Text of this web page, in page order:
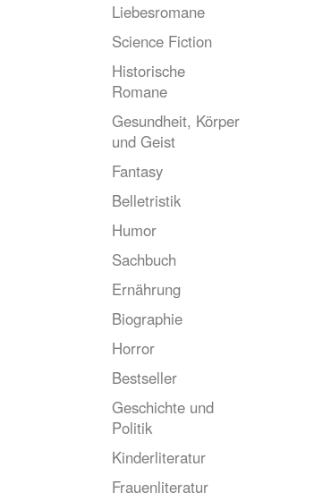
Liebesromane
Science Fiction
Historische
Romane
Gesundheit, Körper
und Geist
Fantasy
Belletristik
Humor
Sachbuch
Ernährung
Biographie
Horror
Bestseller
Geschichte und
Politik
Kinderliteratur
Frauenliteratur